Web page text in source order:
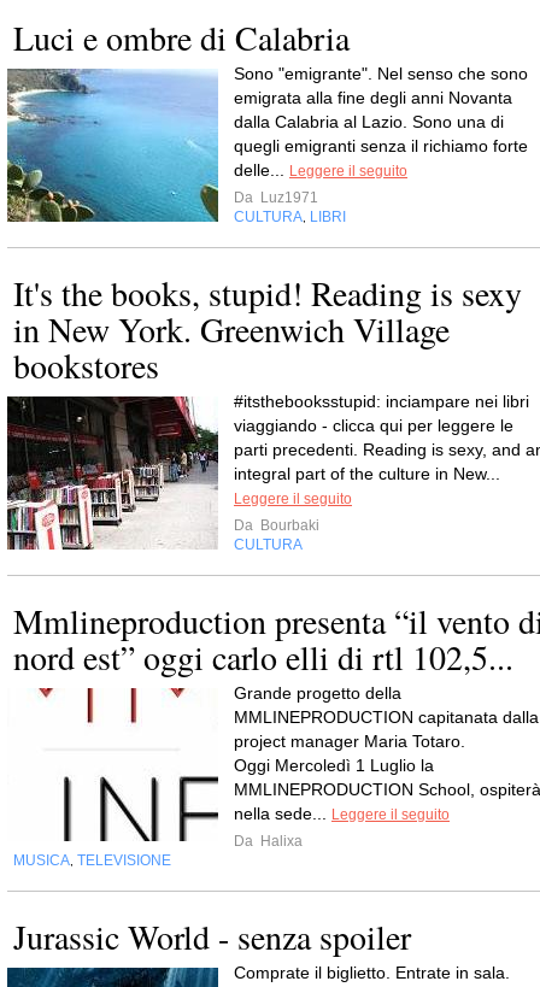
Luci e ombre di Calabria
Sono "emigrante". Nel senso che sono
emigrata alla fine degli anni Novanta
dalla Calabria al Lazio. Sono una di
quegli emigranti senza il richiamo forte
delle...
Leggere il seguito
Da Luz1971
CULTURA LIBRI
It's the books, stupid! Reading is sexy
in New York. Greenwich Village
bookstores
#itsthebooksstupid: inciampare nei libri
viaggiando - clicca qui per leggere le
parti precedenti. Reading is sexy, and
integral part of the culture in New...
Leggere il seguito
Da Bourbaki
CULTURA
Mmlineproduction presenta “il vento
nord est” oggi carlo elli di rtl 102,5...
Grande progetto della
MMLINEPRODUCTION capitanata dalla
project manager Maria Totaro.
Oggi Mercoledì 1 Luglio la
MMLINEPRODUCTION School, ospiterà
nella sede...
Leggere il seguito
Da Halixa
MUSICA TELEVISIONE
Jurassic World - senza spoiler
Comprate il biglietto. Entrate in sala.